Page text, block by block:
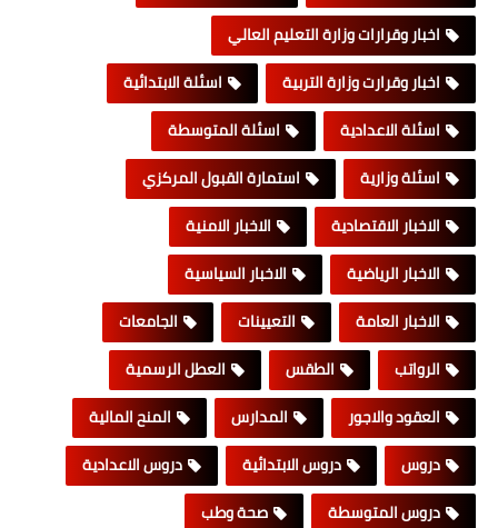
اخبار وقرارات وزارة التعليم العالي
اخبار وقرارت وزارة التربية
اسئلة الابتدائية
اسئلة الاعدادية
اسئلة المتوسطة
اسئلة وزارية
استمارة القبول المركزي
الاخبار الاقتصادية
الاخبار الامنية
الاخبار الرياضية
الاخبار السياسية
الاخبار العامة
التعيينات
الجامعات
الرواتب
الطقس
العطل الرسمية
العقود والاجور
المدارس
المنح المالية
دروس
دروس الابتدائية
دروس الاعدادية
دروس المتوسطة
صحة وطب